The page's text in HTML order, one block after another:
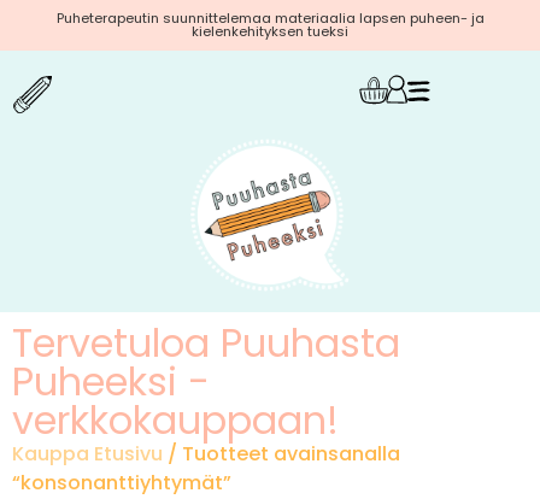
Puheterapeutin suunnittelemaa materiaalia lapsen puheen- ja
kielenkehityksen tueksi
Tervetuloa Puuhasta
Puheeksi -
verkkokauppaan!
Kauppa Etusivu / Tuotteet avainsanalla
“konsonanttiyhtymät”